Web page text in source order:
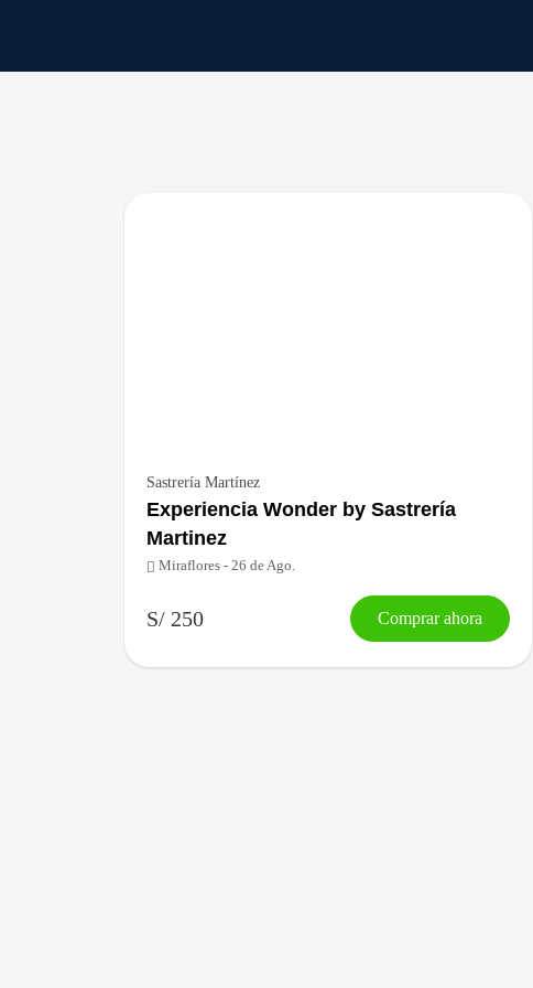
Sastrería Martínez
Experiencia Wonder by Sastrería
Martinez
Miraflores - 26 de Ago.
S/ 250 Comprar ahora